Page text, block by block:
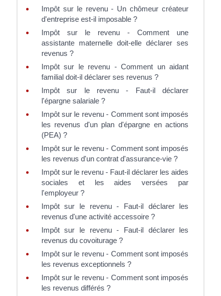
Impôt sur le revenu - Un chômeur créateur
d'entreprise est-il imposable ?
Impôt sur le revenu - Comment une
assistante maternelle doit-elle déclarer ses
revenus ?
Impôt sur le revenu - Comment un aidant
familial doit-il déclarer ses revenus ?
Impôt sur le revenu - Faut-il déclarer
l'épargne salariale ?
Impôt sur le revenu - Comment sont imposés
les revenus d'un plan d'épargne en actions
(PEA) ?
Impôt sur le revenu - Comment sont imposés
les revenus d'un contrat d'assurance-vie ?
Impôt sur le revenu - Faut-il déclarer les aides
sociales et les aides versées par
l'employeur ?
Impôt sur le revenu - Faut-il déclarer les
revenus d'une activité accessoire ?
Impôt sur le revenu - Faut-il déclarer les
revenus du covoiturage ?
Impôt sur le revenu - Comment sont imposés
les revenus exceptionnels ?
Impôt sur le revenu - Comment sont imposés
les revenus différés ?